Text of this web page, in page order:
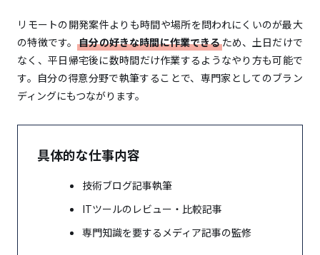
リモートの開発案件よりも時間や場所を問われにくいのが最大
の特徴です。自分の好きな時間に作業できるため、土日だけで
なく、平日帰宅後に数時間だけ作業するようなやり方も可能で
す。自分の得意分野で執筆することで、専門家としてのブラン
ディングにもつながります。
具体的な仕事内容
技術ブログ記事執筆
ITツールのレビュー・比較記事
専門知識を要するメディア記事の監修